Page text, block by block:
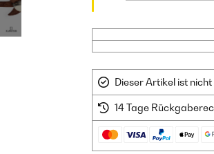
Dieser Artikel ist
14 Tage